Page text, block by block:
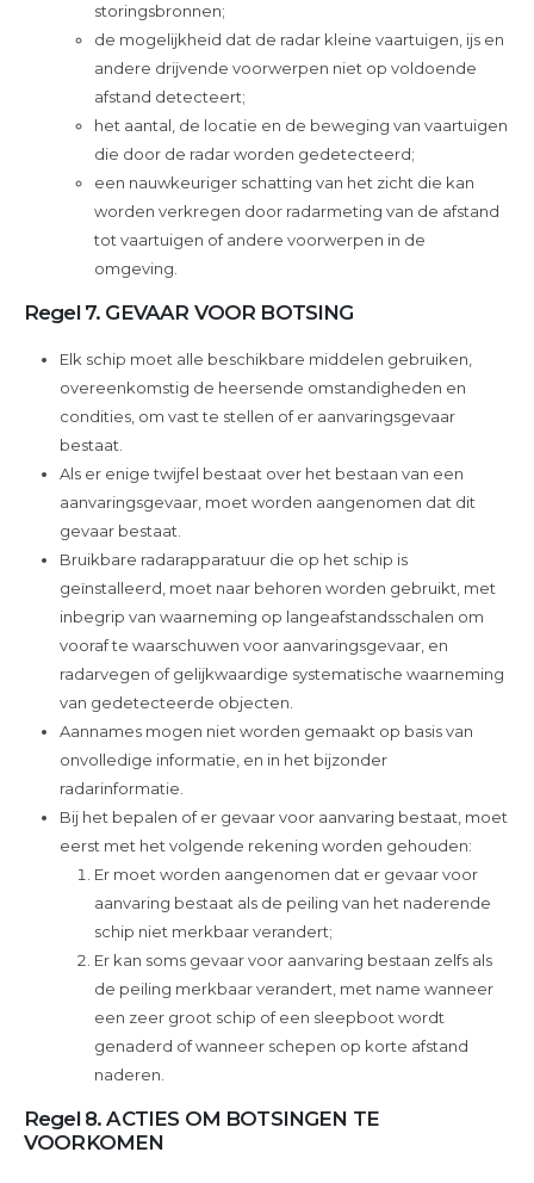
storingsbronnen;
de mogelijkheid dat de radar kleine vaartuigen, ijs en
andere drijvende voorwerpen niet op voldoende
afstand detecteert;
het aantal, de locatie en de beweging van vaartuigen
die door de radar worden gedetecteerd;
een nauwkeuriger schatting van het zicht die kan
worden verkregen door radarmeting van de afstand
tot vaartuigen of andere voorwerpen in de
omgeving.
Regel 7. GEVAAR VOOR BOTSING
Elk schip moet alle beschikbare middelen gebruiken,
overeenkomstig de heersende omstandigheden en
condities, om vast te stellen of er aanvaringsgevaar
bestaat.
Als er enige twijfel bestaat over het bestaan van een
aanvaringsgevaar, moet worden aangenomen dat dit
gevaar bestaat.
Bruikbare radarapparatuur die op het schip is
geïnstalleerd, moet naar behoren worden gebruikt, met
inbegrip van waarneming op langeafstandsschalen om
vooraf te waarschuwen voor aanvaringsgevaar, en
radarvegen of gelijkwaardige systematische waarneming
van gedetecteerde objecten.
Aannames mogen niet worden gemaakt op basis van
onvolledige informatie, en in het bijzonder
radarinformatie.
Bij het bepalen of er gevaar voor aanvaring bestaat, moet
eerst met het volgende rekening worden gehouden:
Er moet worden aangenomen dat er gevaar voor
aanvaring bestaat als de peiling van het naderende
schip niet merkbaar verandert;
Er kan soms gevaar voor aanvaring bestaan zelfs als
de peiling merkbaar verandert, met name wanneer
een zeer groot schip of een sleepboot wordt
genaderd of wanneer schepen op korte afstand
naderen.
Regel 8. ACTIES OM BOTSINGEN TE
VOORKOMEN